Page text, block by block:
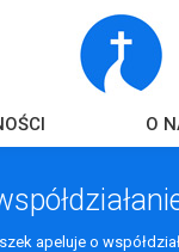
O
apeluje o